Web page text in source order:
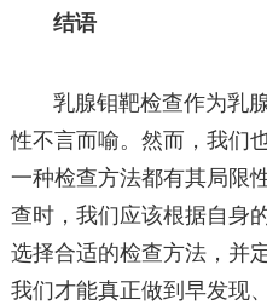
结语
乳腺钼靶检查作为乳
性不言而喻。然而，我们
一种检查方法都有其局限
查时，我们应该根据自身
选择合适的检查方法，并
我们才能真正做到早发现